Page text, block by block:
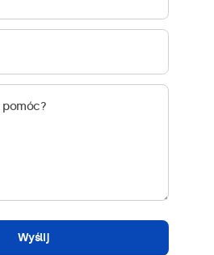
Wyślij